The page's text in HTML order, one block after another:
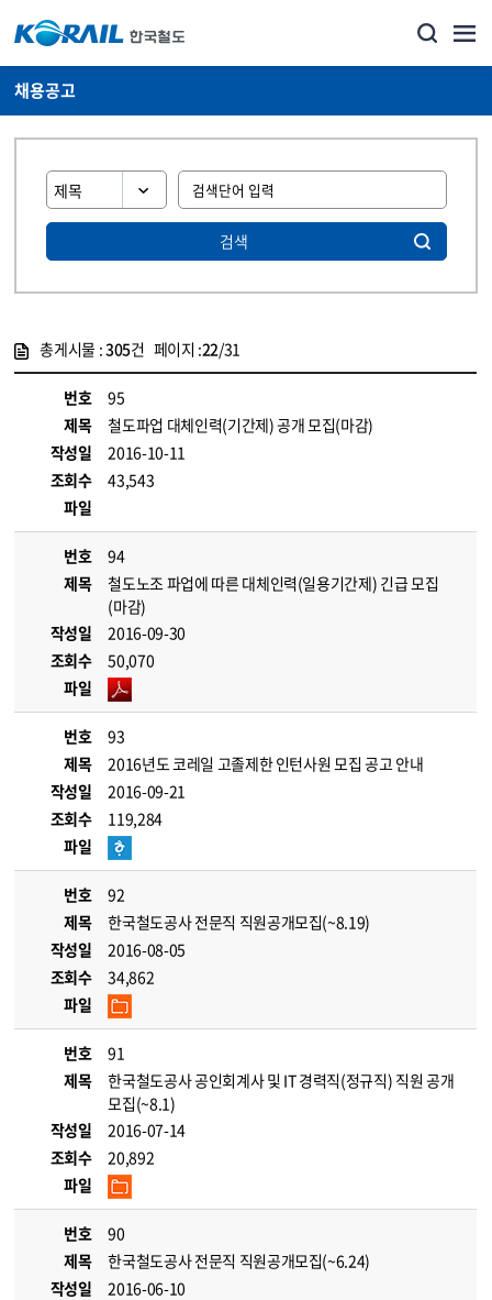
채용공고
검색
총게시물 :305건 페이지 :22/31
번호
95
제목
철도파업 대체인력(기간제) 공개 모집(마감)
작성일
2016-10-11
조회수
43,543
파일
번호
94
제목
철도노조 파업에 따른 대체인력(일용기간제) 긴급 모집
(마감)
작성일
2016-09-30
조회수
50,070
파일
번호
93
제목
2016년도 코레일 고졸제한 인턴사원 모집 공고 안내
작성일
2016-09-21
조회수
119,284
파일
번호
92
제목
한국철도공사 전문직 직원공개모집(~8.19)
작성일
2016-08-05
조회수
34,862
파일
번호
91
제목
한국철도공사 공인회계사 및 IT 경력직(정규직) 직원 공개
모집(~8.1)
작성일
2016-07-14
조회수
20,892
파일
번호
90
제목
한국철도공사 전문직 직원공개모집(~6.24)
작성일
2016-06-10